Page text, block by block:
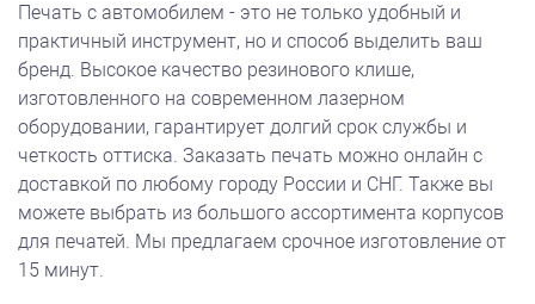
Печать с автомобилем - это не только удобный и
практичный инструмент, но и способ выделить ваш
бренд. Высокое качество резинового клише,
изготовленного на современном лазерном
оборудовании, гарантирует долгий срок службы и
четкость оттиска. Заказать печать можно онлайн с
доставкой по любому городу России и СНГ. Также вы
можете выбрать из большого ассортимента корпусов
для печатей. Мы предлагаем срочное изготовление от
15 минут.